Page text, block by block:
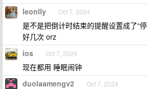
leonlly Oct 7, 2024
是不是把倒计时结束的提醒设置成了“
好几次 orz
ios Oct 7, 2024
现在都用 睡眠闹钟
duolaamengv2 Oct 7, 2024